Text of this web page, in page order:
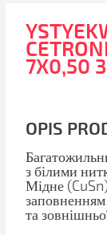
7X0,50
OPIS
з білими
Мідне
заповненням
та